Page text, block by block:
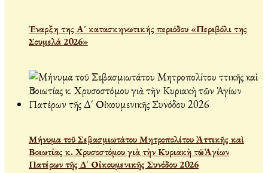
Έναρξη της Α´ κατασκηνωτικής περιόδου «Περιβόλι της
Σουμελά 2026»
Μήνυμα τοῦ Σεβασμιωτάτου Μητροπολίτου Ἀττικῆς καὶ
Βοιωτίας κ. Χρυσοστόμου γιὰ τὴν Κυριακὴ τῶν Ἁγίων
Πατέρων τῆς Δ´ Οἰκουμενικῆς Συνόδου 2026